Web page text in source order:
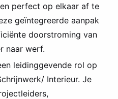
perfect op elkaar af te
geïntegreerde aanpak
doorstroming van
naar werf.
leidinggevende rol op
Interieur. Je